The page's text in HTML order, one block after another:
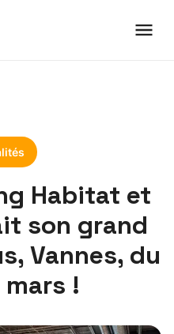
Habitat et
son grand
Vannes, du
mars !